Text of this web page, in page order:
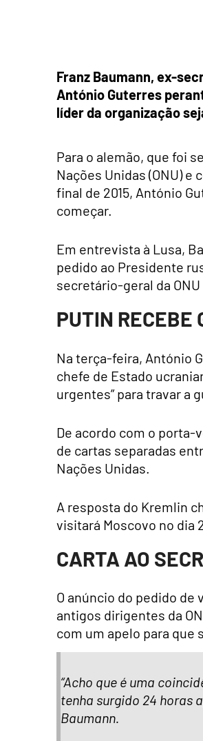
Franz Baumann, ex-
António Guterres
líder da organização
Para o alemão, que foi
Nações Unidas (ONU) e
final de 2015, António
começar.
Em entrevista à Lusa,
pedido ao Presidente
secretário-geral da
PUTIN RECEBE
Na terça-feira, António
chefe de Estado
urgentes” para travar a
De acordo com o
de cartas separadas
Nações Unidas.
A resposta do Kremlin
visitará Moscovo no dia
CARTA AO
O anúncio do pedido de
antigos dirigentes da
com um apelo para que
“Acho que é uma
tenha surgido 24 horas
Baumann.